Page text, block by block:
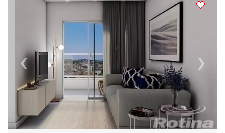
‹
Previous ›Next